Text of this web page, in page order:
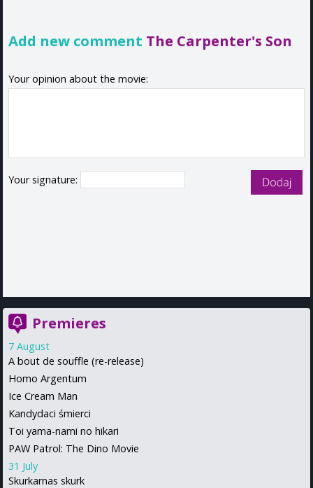
Add new comment The Carpenter's Son
Your opinion about the movie:
Your signature:
Premieres
7 August
A bout de souffle (re-release)
Homo Argentum
Ice Cream Man
Kandydaci śmierci
Toi yama-nami no hikari
PAW Patrol: The Dino Movie
31 July
Skurkarnas skurk